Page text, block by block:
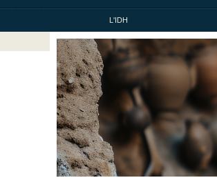
L'IDH